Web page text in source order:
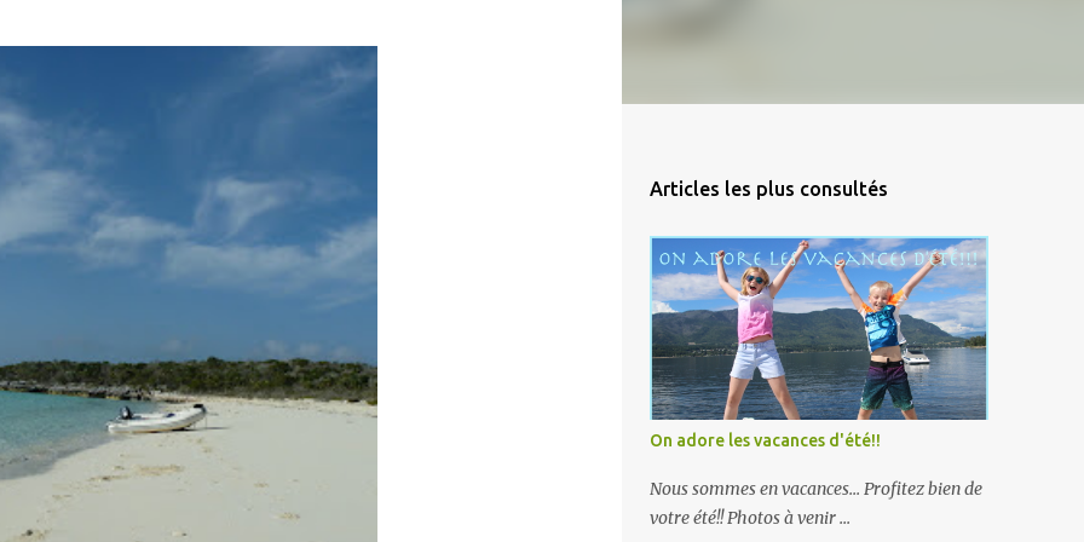
Articles les plus consultés
On adore les vacances d'été!!
Nous sommes en vacances... Profitez bien de
votre été!! Photos à venir ...